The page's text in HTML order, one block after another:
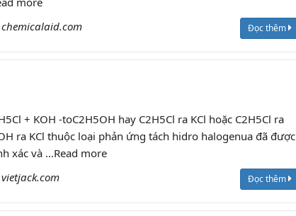
chemicalaid.com Đọc thêm
+ KOH -toC2H5OH hay C2H5Cl ra KCl hoặc C2H5Cl ra
ra KCl thuộc loại phản ứng tách hidro halogenua đã được
xác và ...Read more
vietjack.com Đọc thêm